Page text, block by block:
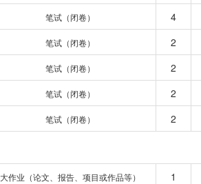
笔试（闭卷） 4
笔试（闭卷） 2
笔试（闭卷） 2
笔试（闭卷） 2
笔试（闭卷） 2
大作业（论文、报告、项目或作品等） 1